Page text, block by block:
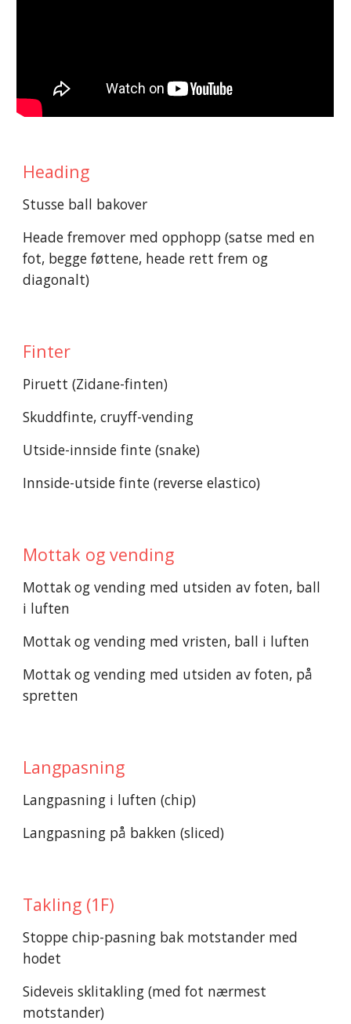
Heading
Stusse ball bakover
Heade fremover med opphopp (satse med en
fot, begge føttene, heade rett frem og
diagonalt)
Finter
Piruett (Zidane-finten)
Skuddfinte, cruyff-vending
Utside-innside finte (snake)
Innside-utside finte (reverse elastico)
Mottak og vending
Mottak og vending med utsiden av foten, ball
i luften
Mottak og vending med vristen, ball i luften
Mottak og vending med utsiden av foten, på
spretten
Langpasning
Langpasning i luften (chip)
Langpasning på bakken (sliced)
Takling (1F)
Stoppe chip-pasning bak motstander med
hodet
Sideveis sklitakling (med fot nærmest
motstander)